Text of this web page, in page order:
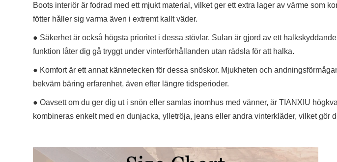
Boots interiör är fodrad med ett mjukt material, vilket ger ett extra lager av värme som
fötter håller sig varma även i extremt kallt väder.
● Säkerhet är också högsta prioritet i dessa stövlar. Sulan är gjord av ett
funktion låter dig gå tryggt under vinterförhållanden utan rädsla för att halka.
● Komfort är ett annat kännetecken för dessa snöskor. Mjukheten och
bekväm bäring erfarenhet, även efter längre tidsperioder.
● Oavsett om du ger dig ut i snön eller samlas inomhus med vänner, är TIANXIU
kombineras enkelt med en dunjacka, ylletröja, jeans eller andra vinterkläder, vilket gör